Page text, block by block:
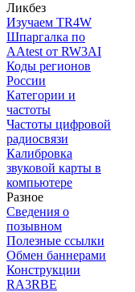
Ликбез
Изучаем TR4W
Шпаргалка по
AAtest от RW3AI
Коды регионов
России
Категории и
частоты
Частоты цифровой
радиосвязи
Калибровка
звуковой карты в
компьютере
Разное
Сведения о
позывном
Полезные ссылки
Обмен баннерами
Конструкции
RA3RBE